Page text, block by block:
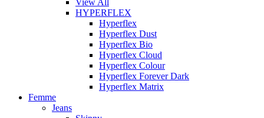
View All
HYPERFLEX
Hyperflex
Hyperflex Dust
Hyperflex Bio
Hyperflex Cloud
Hyperflex Colour
Hyperflex Forever Dark
Hyperflex Matrix
Femme
Jeans